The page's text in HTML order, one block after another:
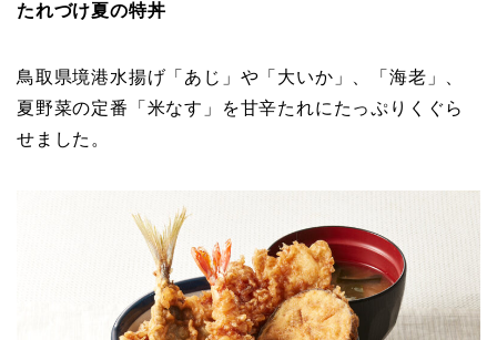
たれづけ夏の特丼
鳥取県境港水揚げ「あじ」や「大いか」、「海老」、
夏野菜の定番「米なす」を甘辛たれにたっぷりくぐら
せました。